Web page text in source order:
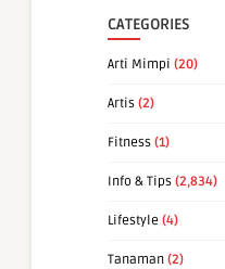
CATEGORIES
Arti Mimpi (20)
Artis (2)
Fitness (1)
Info & Tips (2,834)
Lifestyle (4)
Tanaman (2)